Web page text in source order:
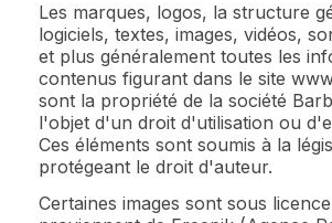
Les marques, logos, la structure
logiciels, textes, images, vidéos,
et plus généralement toutes les
contenus figurant dans le site
sont la propriété de la société
l'objet d'un droit d'utilisation ou
Ces éléments sont soumis à la
protégeant le droit d'auteur.
Certaines images sont sous